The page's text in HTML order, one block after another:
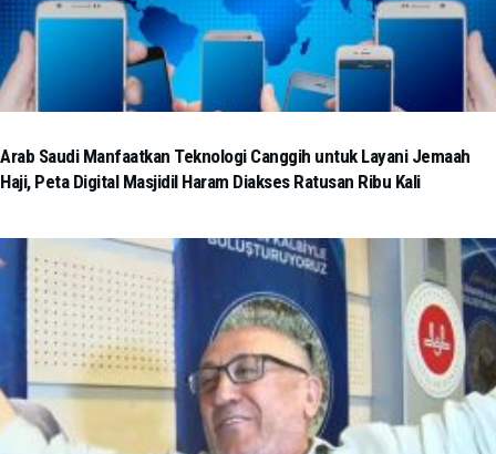
Arab Saudi Manfaatkan Teknologi Canggih untuk Layani Jemaah
Haji, Peta Digital Masjidil Haram Diakses Ratusan Ribu Kali